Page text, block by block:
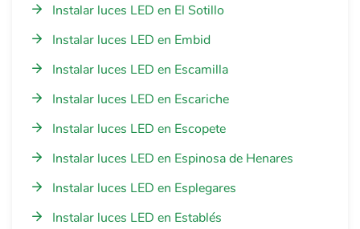
Instalar luces LED en El Sotillo
Instalar luces LED en Embid
Instalar luces LED en Escamilla
Instalar luces LED en Escariche
Instalar luces LED en Escopete
Instalar luces LED en Espinosa de Henares
Instalar luces LED en Esplegares
Instalar luces LED en Establés